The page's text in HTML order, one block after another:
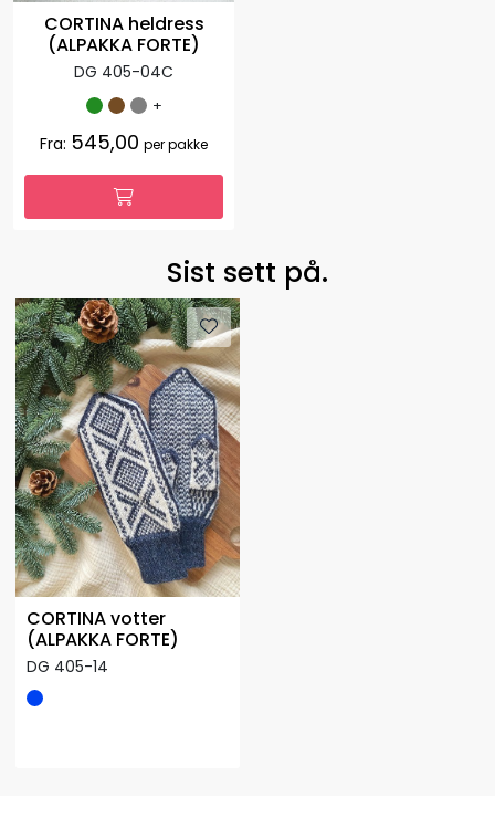
CORTINA heldress
(ALPAKKA FORTE)
DG 405-04C
+
Fra: 545,00 per pakke
Sist sett på.
CORTINA votter
(ALPAKKA FORTE)
DG 405-14